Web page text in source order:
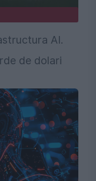
AI.
de dolari